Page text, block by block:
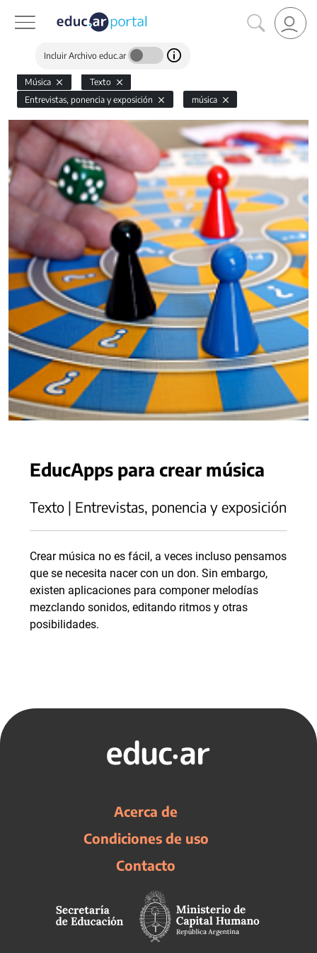
Incluir Archivo educ.ar
Música
Texto
Entrevistas, ponencia y exposición
música
EducApps para crear música
Texto | Entrevistas, ponencia y exposición
Crear música no es fácil, a veces incluso pensamos
que se necesita nacer con un don. Sin embargo,
existen aplicaciones para componer melodías
mezclando sonidos, editando ritmos y otras
posibilidades.
Acerca de
Condiciones de uso
Contacto